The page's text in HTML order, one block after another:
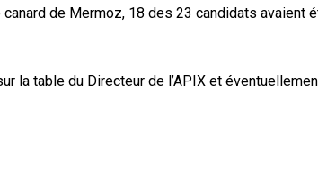
de Mermoz, 18 des 23 candidats avaient
la table du Directeur de l’APIX et